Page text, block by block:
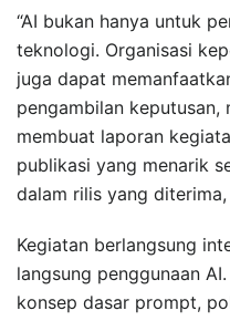
“AI bukan hanya untuk
teknologi. Organisasi
juga dapat
pengambilan keputusan,
membuat laporan
publikasi yang menarik
dalam rilis yang diterima,
Kegiatan berlangsung
langsung penggunaan
konsep dasar prompt,